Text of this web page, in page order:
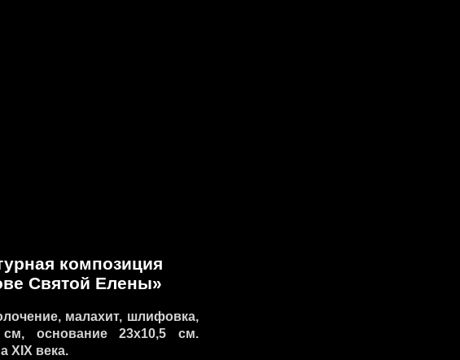
композиция
Святой Елены»
малахит, шлифовка,
основание 23х10,5 см.
XIX века.